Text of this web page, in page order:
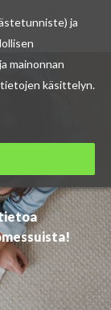
ja
mainonnan
käsittelyn.